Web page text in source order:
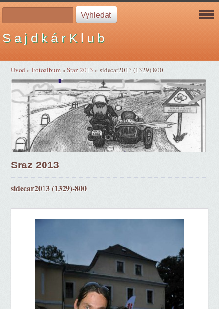
S a j d k á r K l u b
Úvod »Fotoalbum»Sraz 2013 »sidecar2013 (1329)-800
Sraz 2013
sidecar2013 (1329)-800